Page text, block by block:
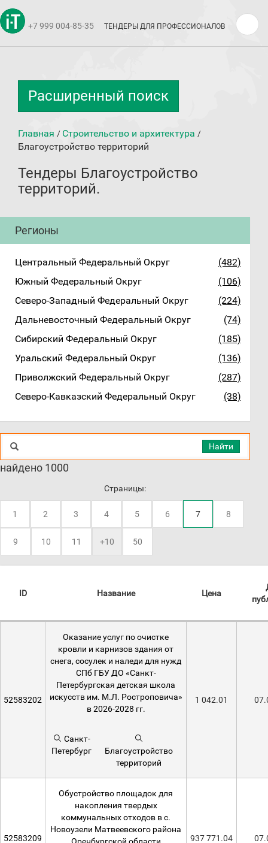
+7 999 004-85-35 ТЕНДЕРЫ ДЛЯ ПРОФЕССИОНАЛОВ
Расширенный поиск
Главная / Строительство и архитектура /
Благоустройство территорий
Тендеры Благоустройство
территорий.
Регионы
Центральный Федеральный Округ
(482)
Южный Федеральный Округ
(106)
Северо-Западный Федеральный Округ
(224)
Дальневосточный Федеральный Округ
(74)
Сибирский Федеральный Округ
(185)
Уральский Федеральный Округ
(136)
Приволжский Федеральный Округ
(287)
Северо-Кавказский Федеральный Округ
(38)
Найти
найдено 1000
Страницы:
1 2 3 4 5 6 7 8
9 10 11 +10 50
ID Название Цена
52583202
Оказание услуг по очистке
кровли и карнизов здания от
снега, сосулек и наледи для нужд
СПб ГБУ ДО «Санкт-
Петербургская детская школа
искусств им. М.Л. Ростроповича»
в 2026-2028 гг.
Санкт-
Петербург
Благоустройство
территорий
1 042.01
52583209
Обустройство площадок для
накопления твердых
коммунальных отходов в с.
Новоузели Матвеевского района
937 771.04